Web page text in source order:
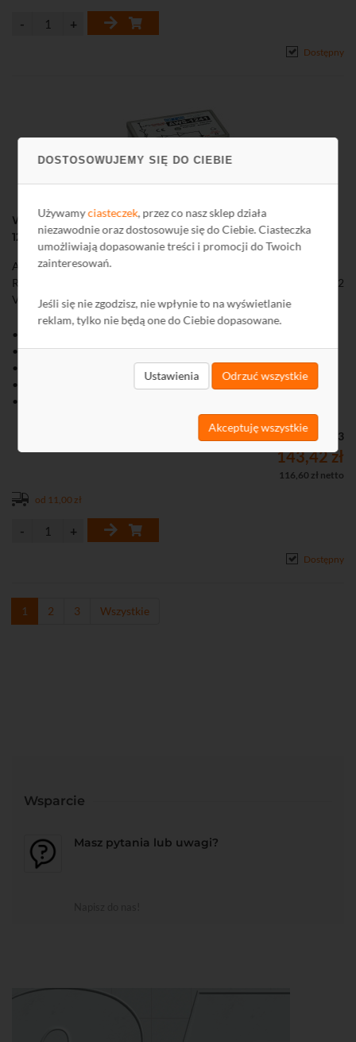
DOSTOSOWUJEMY SIĘ DO CIEBIE
Używamyciasteczek, przez co nasz sklep działa
niezawodnie oraz dostosowuje się do Ciebie. Ciasteczka
umożliwiają dopasowanie treści i promocji do Twoich
zainteresowań.
Jeśli się nie zgodzisz, nie wpłynie to na wyświetlanie
reklam, tylko nie będą one do Ciebie dopasowane.
Ustawienia Odrzuć wszystkie
Akceptuję wszystkie
Dostępny
Wzmacniacz antenowy wewnętrzny z zasilaczem AWS-
1241 SilverLine
AWS-1241 (1 wejście, 1 wyjście) jest przeznaczony do instalacji
RTV. Udządzenie posiada możliwość zasilania przedwzmacniaczy 12
V DC. Wzmocnienie 28...31 dB.
• Wejścia: 1: 87-790 MHz
• Liczba wyjść: 1
• Wzmocnienie maksymalne: 31 dB
• Maksymalny poziom sygnału wyjściowego: 109 dBμV
• Zakres regulacji wzmocnienia: 12 dB
• Możliwość zasilenia przedwzmacniacza antenowego
Kod: B117023
143,42 zł
116,60 zł netto
od 11,00 zł
Dostępny
1 2 3 Wszystkie
Wsparcie
Masz pytania lub uwagi?